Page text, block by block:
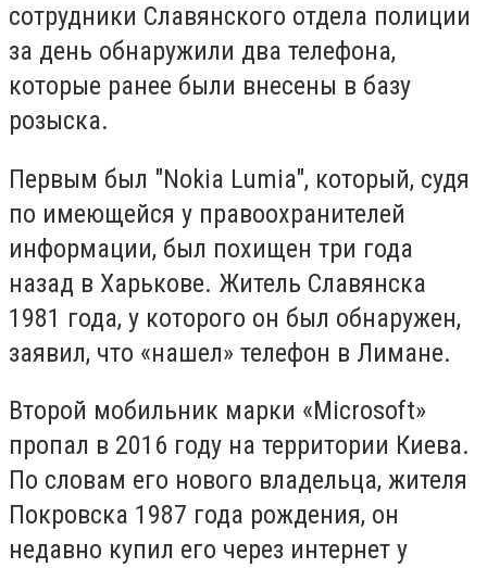
сотрудники Славянского отдела полиции
за день обнаружили два телефона,
которые ранее были внесены в базу
розыска.
Первым был "Nokia Lumia", который, судя
по имеющейся у правоохранителей
информации, был похищен три года
назад в Харькове. Житель Славянска
1981 года, у которого он был обнаружен,
заявил, что «нашел» телефон в Лимане.
Второй мобильник марки «Microsoft»
пропал в 2016 году на территории Киева.
По словам его нового владельца, жителя
Покровска 1987 года рождения, он
недавно купил его через интернет у